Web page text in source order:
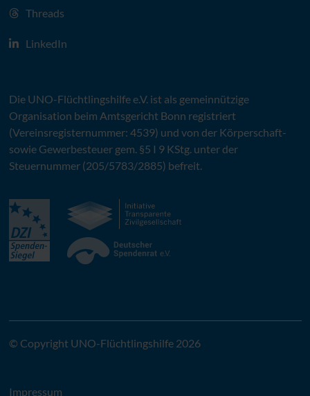
Threads
LinkedIn
Die UNO-Flüchtlingshilfe e.V.ist als gemeinnützige
Organisation beim Amtsgericht Bonn registriert
(Vereinsregisternummer: 4539) und von der Körperschaft-
sowie Gewerbesteuer gem. §5 I 9 KStg. unter der
Steuernummer (205/5783/2885) befreit.
© Copyright UNO-Flüchtlingshilfe 2026
Impressum